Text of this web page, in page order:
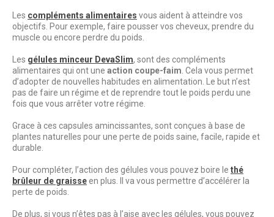
Les compléments alimentaires vous aident à atteindre vos
objectifs. Pour exemple, faire pousser vos cheveux, prendre du
muscle ou encore perdre du poids.
Les gélules minceur DevaSlim, sont des compléments
alimentaires qui ont une action coupe-faim. Cela vous permet
d’adopter de nouvelles habitudes en alimentation. Le but n’est
pas de faire un régime et de reprendre tout le poids perdu une
fois que vous arrêter votre régime.
Grace à ces capsules amincissantes, sont conçues à base de
plantes naturelles pour une perte de poids saine, facile, rapide et
durable.
Pour compléter, l’action des gélules vous pouvez boire le thé
brûleur de graisseen plus. Il va vous permettre d’accélérer la
perte de poids.
De plus, si vous n’êtes pas à l’aise avec les gélules, vous pouvez